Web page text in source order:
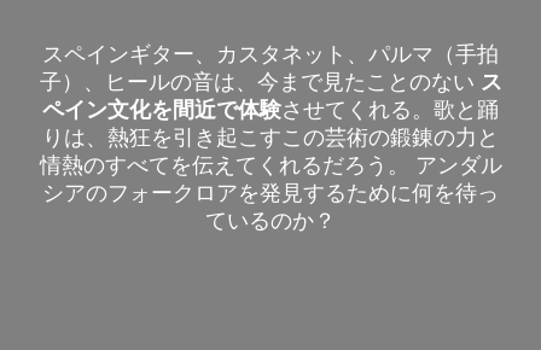
スペインギター、カスタネット、パルマ（手拍
子）、ヒールの音は、今まで見たことのない ス
ペイン文化を間近で体験させてくれる。歌と踊
りは、熱狂を引き起こすこの芸術の鍛錬の力と
情熱のすべてを伝えてくれるだろう。 アンダル
シアのフォークロアを発見するために何を待っ
ているのか？